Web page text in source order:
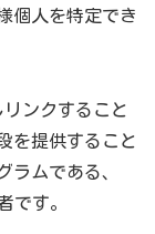
個人を特定でき
ンクすること
を提供すること
ラムである、
です。